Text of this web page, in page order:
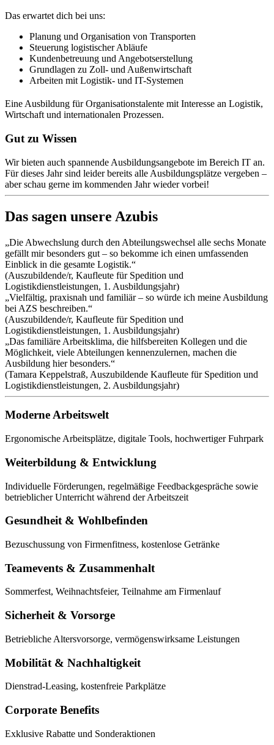
Das erwartet dich bei uns:
Planung und Organisation von Transporten
Steuerung logistischer Abläufe
Kundenbetreuung und Angebotserstellung
Grundlagen zu Zoll- und Außenwirtschaft
Arbeiten mit Logistik- und IT-Systemen
Eine Ausbildung für Organisationstalente mit Interesse an Logistik,
Wirtschaft und internationalen Prozessen.
Gut zu Wissen
Wir bieten auch spannende Ausbildungsangebote im Bereich IT an.
Für dieses Jahr sind leider bereits alle Ausbildungsplätze vergeben –
aber schau gerne im kommenden Jahr wieder vorbei!
Das sagen unsere Azubis
„Die Abwechslung durch den Abteilungswechsel alle sechs Monate
gefällt mir besonders gut – so bekomme ich einen umfassenden
Einblick in die gesamte Logistik.“
(Auszubildende/r, Kaufleute für Spedition und
Logistikdienstleistungen, 1. Ausbildungsjahr)
„Vielfältig, praxisnah und familiär – so würde ich meine Ausbildung
bei AZS beschreiben.“
(Auszubildende/r, Kaufleute für Spedition und
Logistikdienstleistungen, 1. Ausbildungsjahr)
„Das familiäre Arbeitsklima, die hilfsbereiten Kollegen und die
Möglichkeit, viele Abteilungen kennenzulernen, machen die
Ausbildung hier besonders.“
(Tamara Keppelstraß, Auszubildende Kaufleute für Spedition und
Logistikdienstleistungen, 2. Ausbildungsjahr)
Moderne Arbeitswelt
Ergonomische Arbeitsplätze, digitale Tools, hochwertiger Fuhrpark
Weiterbildung & Entwicklung
Individuelle Förderungen, regelmäßige Feedbackgespräche sowie
betrieblicher Unterricht während der Arbeitszeit
Gesundheit & Wohlbefinden
Bezuschussung von Firmenfitness, kostenlose Getränke
Teamevents & Zusammenhalt
Sommerfest, Weihnachtsfeier, Teilnahme am Firmenlauf
Sicherheit & Vorsorge
Betriebliche Altersvorsorge, vermögenswirksame Leistungen
Mobilität & Nachhaltigkeit
Dienstrad-Leasing, kostenfreie Parkplätze
Corporate Benefits
Exklusive Rabatte und Sonderaktionen